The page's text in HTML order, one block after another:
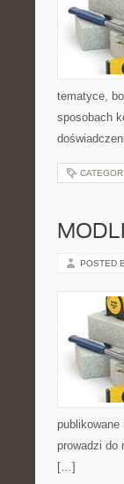
tematyce,
sposobach
POSTED
publikowane
prowadzi do
[…]